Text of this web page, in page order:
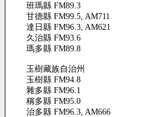
班瑪縣 FM89.3
甘德縣 FM99.5, AM711
達日縣 FM96.3, AM621
久治縣 FM93.6
瑪多縣 FM89.8
玉樹藏族自治州
玉樹縣 FM94.8
雜多縣 FM96.1
稱多縣 FM95.0
治多縣 FM96.3, AM666